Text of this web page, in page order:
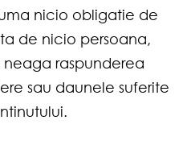
nicio obligatie de
de nicio persoana,
neaga raspunderea
sau daunele suferite